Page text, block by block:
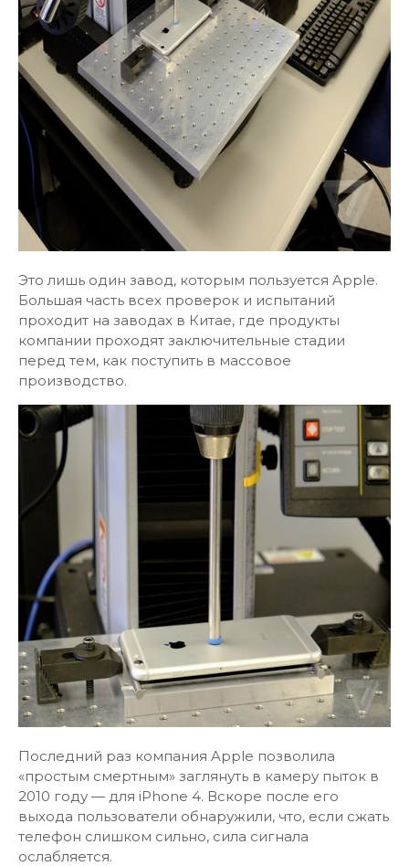
Это лишь один завод, которым пользуется Apple.
Большая часть всех проверок и испытаний
проходит на заводах в Китае, где продукты
компании проходят заключительные стадии
перед тем, как поступить в массовое
производство.
Последний раз компания Apple позволила
«простым смертным» заглянуть в камеру пыток в
2010 году — для iPhone 4. Вскоре после его
выхода пользователи обнаружили, что, если сжать
телефон слишком сильно, сила сигнала
ослабляется.